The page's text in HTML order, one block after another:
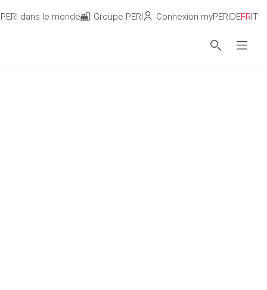
PERI dans le monde Groupe PERI Connexion myPERIDEFRIT